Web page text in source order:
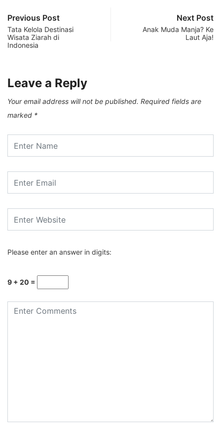
Previous Post
Tata Kelola Destinasi
Wisata Ziarah di
Indonesia
Next Post
Anak Muda Manja? Ke
Laut Aja!
Leave a Reply
Your email address will not be published. Required fields are
marked *
Please enter an answer in digits:
9 + 20 =